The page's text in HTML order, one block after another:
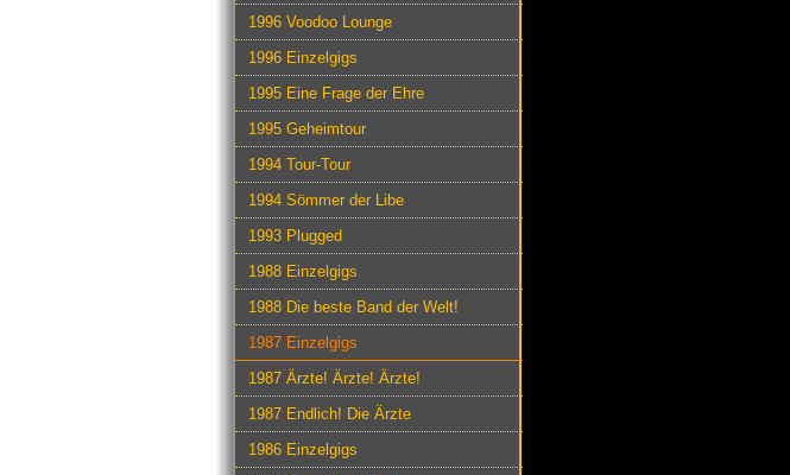
1996 Voodoo Lounge
1996 Einzelgigs
1995 Eine Frage der Ehre
1995 Geheimtour
1994 Tour-Tour
1994 Sömmer der Libe
1993 Plugged
1988 Einzelgigs
1988 Die beste Band der Welt!
1987 Einzelgigs
1987 Ärzte! Ärzte! Ärzte!
1987 Endlich! Die Ärzte
1986 Einzelgigs